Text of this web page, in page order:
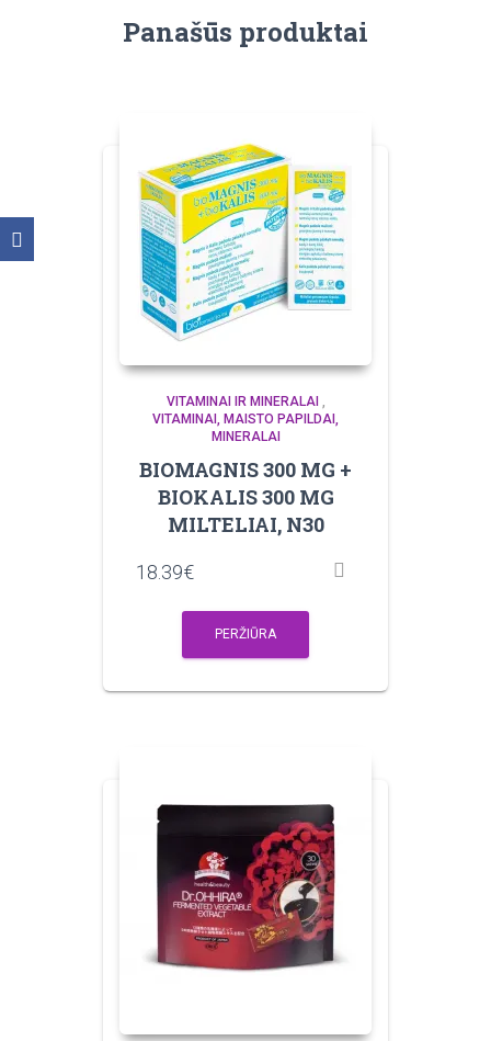
Panašūs produktai
VITAMINAI IR MINERALAI,
VITAMINAI, MAISTO PAPILDAI,
MINERALAI
BIOMAGNIS 300 MG +
BIOKALIS 300 MG
MILTELIAI, N30
18.39€
PERŽIŪRA